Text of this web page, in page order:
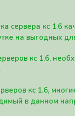
сервера кс 1.6
на выгодных
кс 1.6,
кс 1.6,
в данном